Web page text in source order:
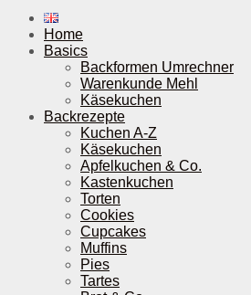
Home
Basics
Backformen Umrechner
Warenkunde Mehl
Käsekuchen
Backrezepte
Kuchen A-Z
Käsekuchen
Apfelkuchen & Co.
Kastenkuchen
Torten
Cookies
Cupcakes
Muffins
Pies
Tartes